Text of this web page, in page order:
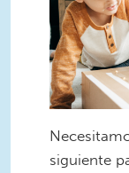
siguiente